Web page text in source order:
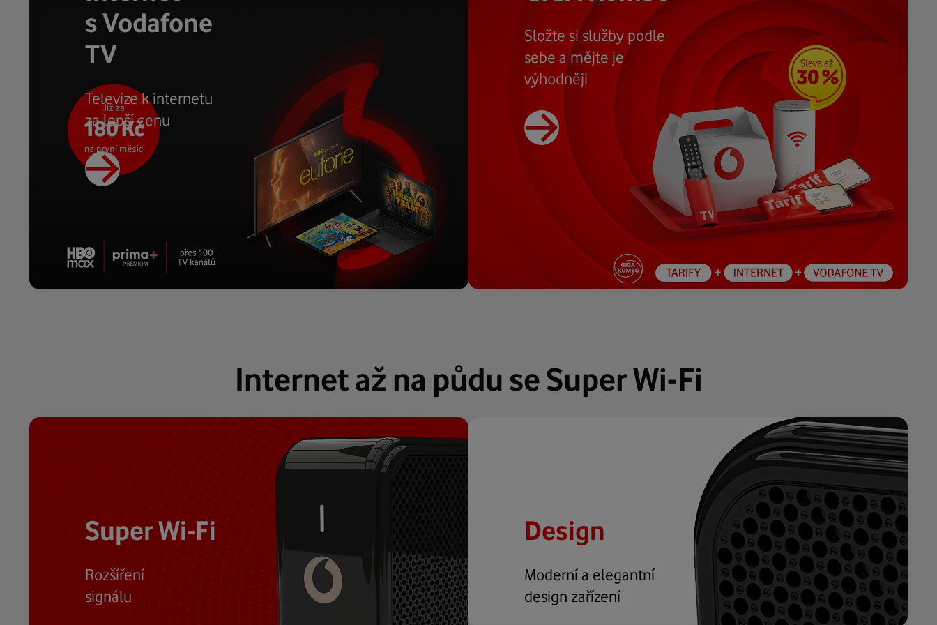
s Vodafone
TV
Televize k internetu
za lepší cenu
Složte si služby podle
sebe a mějte je
výhodněji
Internet až na půdu se Super Wi-Fi
Super Wi-Fi
Rozšíření
signálu
Design
Moderní a elegantní
design zařízení